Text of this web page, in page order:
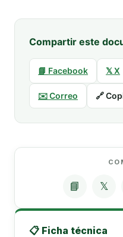
Compartir este
📘 Facebook 𝕏 X
✉️ Correo 🔗
📘 𝕏
📋 Ficha técnica